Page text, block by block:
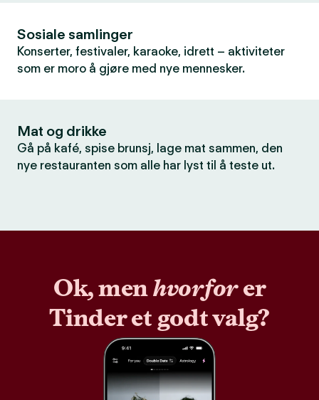
Sosiale samlinger
Konserter, festivaler, karaoke, idrett – aktiviteter
som er moro å gjøre med nye mennesker.
Mat og drikke
Gå på kafé, spise brunsj, lage mat sammen, den
nye restauranten som alle har lyst til å teste ut.
Ok, menhvorforer
Tinder et godt valg?